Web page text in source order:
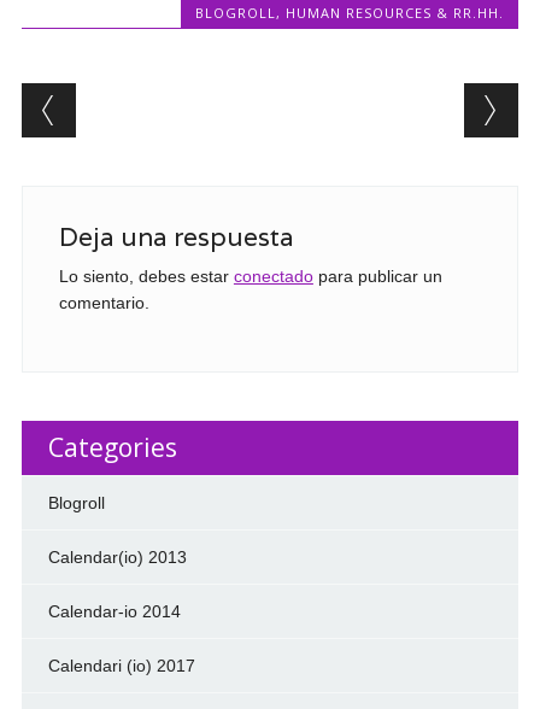
BLOGROLL, HUMAN RESOURCES & RR.HH.
Post navigation
Deja una respuesta
Lo siento, debes estar conectadopara publicar un
comentario.
Categories
Blogroll
Calendar(io) 2013
Calendar-io 2014
Calendari (io) 2017